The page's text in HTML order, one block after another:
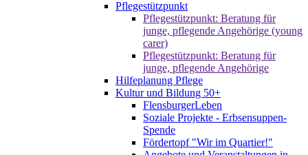
Pflegestützpunkt
Pflegestützpunkt: Beratung für
junge, pflegende Angehörige (young
carer)
Pflegestützpunkt: Beratung für
junge, pflegende Angehörige
Hilfeplanung Pflege
Kultur und Bildung 50+
FlensburgerLeben
Soziale Projekte - Erbsensuppen-
Spende
Fördertopf "Wir im Quartier!"